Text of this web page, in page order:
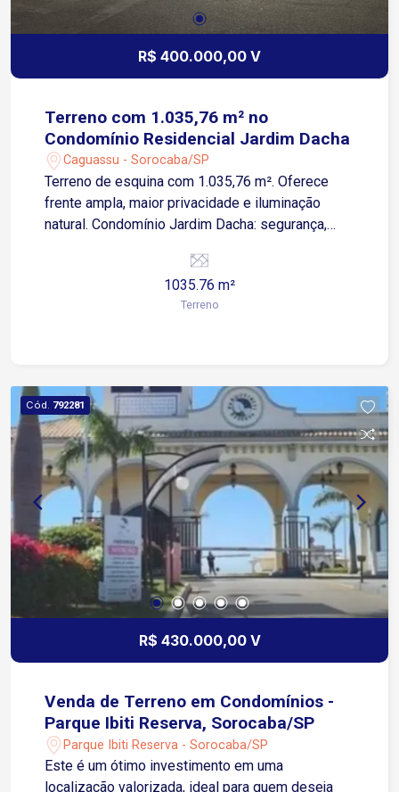
R$ 400.000,00 V
Terreno com 1.035,76 m² no
Condomínio Residencial Jardim Dacha
Caguassu - Sorocaba/SP
Terreno de esquina com 1.035,76 m². Oferece
frente ampla, maior privacidade e iluminação
natural. Condomínio Jardim Dacha: segurança,
acesso rápido a vias importantes e rodovias.
Potencial de valorização.
1035.76 m²
Terreno
Cód. 792281
R$ 430.000,00 V
Venda de Terreno em Condomínios -
Parque Ibiti Reserva, Sorocaba/SP
Parque Ibiti Reserva - Sorocaba/SP
Este é um ótimo investimento em uma
localização valorizada, ideal para quem deseja